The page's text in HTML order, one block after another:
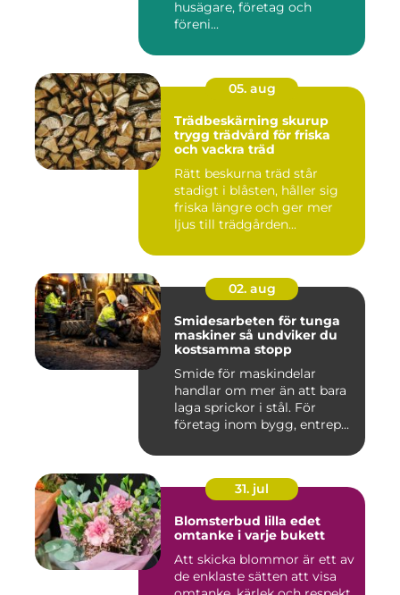
husägare, företag och
föreni...
05. aug
Trädbeskärning skurup
trygg trädvård för friska
och vackra träd
Rätt beskurna träd står
stadigt i blåsten, håller sig
friska längre och ger mer
ljus till trädgården...
02. aug
Smidesarbeten för tunga
maskiner så undviker du
kostsamma stopp
Smide för maskindelar
handlar om mer än att bara
laga sprickor i stål. För
företag inom bygg, entrep...
31. jul
Blomsterbud lilla edet
omtanke i varje bukett
Att skicka blommor är ett av
de enklaste sätten att visa